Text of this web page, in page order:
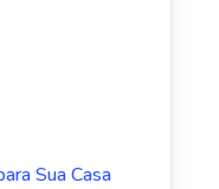
Sua Casa